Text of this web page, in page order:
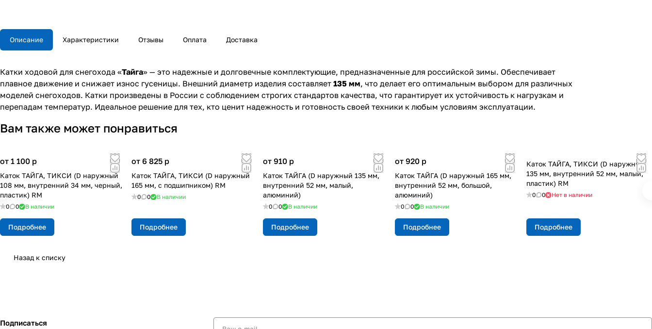
Описание Характеристики Отзывы Оплата Доставка
Катки ходовой для снегохода «Тайга» — это надежные и долговечные комплектующие, предназначенные для российской зимы. Обеспечивает
плавное движение и снижает износ гусеницы. Внешний диаметр изделия составляет 135 мм, что делает его оптимальным выбором для различных
моделей снегоходов. Катки произведены в России с соблюдением строгих стандартов качества, что гарантирует их устойчивость к нагрузкам и
перепадам температур. Идеальное решение для тех, кто ценит надежность и готовность своей техники к любым условиям эксплуатации.
Вам также может понравиться
от 1 100 p
Каток ТАЙГА, ТИКСИ (D наружный
108 мм, внутренний 34 мм, черный,
пластик) RM
0 0 В наличии
Подробнее
от 6 825 p
Каток ТАЙГА, ТИКСИ (D наружный
165 мм, с подшипником) RM
0 0 В наличии
Подробнее
от 910 p
Каток ТАЙГА (D наружный 135 мм,
внутренний 52 мм, малый,
алюминий)
0 0 В наличии
Подробнее
от 920 p
Каток ТАЙГА (D наружный 165 мм,
внутренний 52 мм, большой,
алюминий)
0 0 В наличии
Подробнее
Каток ТАЙГА, ТИКСИ (D наружный
135 мм, внутренний 52 мм, малый,
пластик) RM
0 0 Нет в наличии
Подробнее
Назад к списку
Подписаться